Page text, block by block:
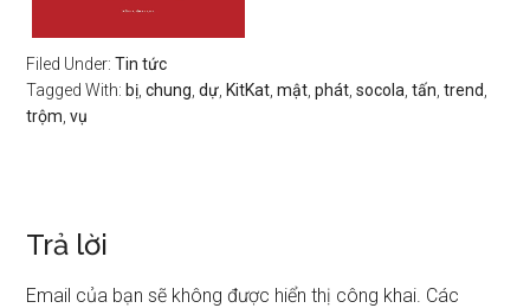
Filed Under:Tin tức
Tagged With: bị ,chung ,dự KitKat ,mật ,phát ,socola ,tấn ,trend
trộm ,vụ
Trả lời
Email của bạn sẽ không được hiển thị công khai. Các